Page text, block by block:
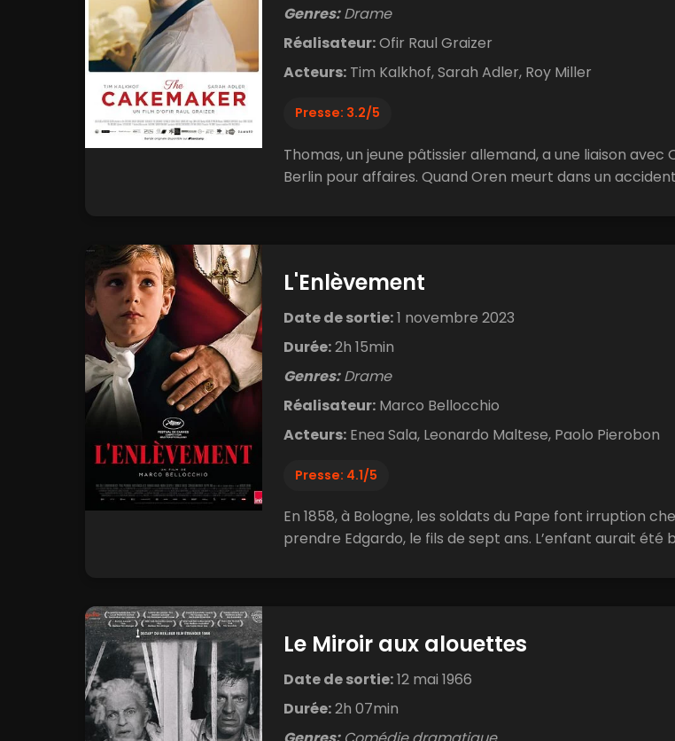
Genres:Drame
Réalisateur:Ofir Raul Graizer
Acteurs: Tim Kalkhof, Sarah Adler, Roy Miller
Presse: 3.2/5
Thomas, un jeune pâtissier allemand, a une liaison
Berlin pour affaires. Quand Oren meurt dans un
L'Enlèvement
Date de sortie:1 novembre 2023
Durée:2h 15min
Genres:Drame
Réalisateur: Marco Bellocchio
Acteurs: Enea Sala, Leonardo Maltese, Paolo Pierobon
Presse: 4.1/5
En 1858, à Bologne, les soldats du Pape font irruption
prendre Edgardo, le fils de sept ans. L’enfant aurait été
Le Miroir aux alouettes
Date de sortie:12 mai 1966
Durée:2h 07min